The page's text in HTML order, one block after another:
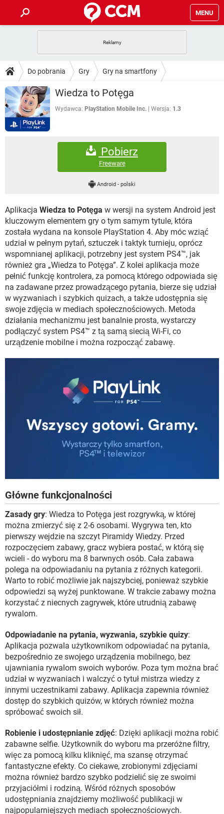
MENU
GRY WHATSAPP
SPOTIFY NETFLIX
INSTAGRAM FACEBOOK
WINDOWS 10
PORADY
PlayStation
GRY WHATSAPP
SPOTIFY
DO POBRANIA
ANDROID TIKTOK
GRY
NETFLIX
FACEBOOK
FORUM
WHATSAPP
NETFLIX
FACEBOOK
TIKTOK
INSTAGRAM FACEBOOK
WINDOWS 10
Do pobrania Gry Gry na smartfony
Wiedza to Potęga
Wydawca: PlayStation Mobile Inc. Wersja: 1.3
Pobierz
Freeware
Android-polski
Aplikacja Wiedza to Potęga w wersji na system Android jest
kluczowym elementem gry o tym samym tytule, która
została wydana na konsole PlayStation 4. Aby móc wziąć
udział w pełnym pytań, sztuczek i taktyk turnieju, oprócz
wspomnianej aplikacji, potrzebny jest system PS4™, jak
również gra „Wiedza to Potęga”. Z kolei aplikacja może
pełnić funkcję kontrolera, za pomocą którego odpowiada się
na zadawane przez prowadzącego pytania, bierze się udział
w wyzwaniach i szybkich quizach, a także udostępnia się
swoje zdjęcia w mediach społecznościowych. Metoda
działania mechanizmu jest banalnie prosta, wystarczy
podłączyć system PS4™ z tą samą siecią Wi-Fi, co
urządzenie mobilne i można rozpocząć zabawę.
Główne funkcjonalności
Zasady gry: Wiedza to Potęga jest rozgrywką, w której
można zmierzyć się z 2-6 osobami. Wygrywa ten, kto
pierwszy wejdzie na szczyt Piramidy Wiedzy. Przed
rozpoczęciem zabawy, gracz wybiera postać, w którą się
wcieli - do wyboru ma 8 barwnych osób. Cała zabawa
polega na odpowiadaniu na pytania z różnych kategorii.
Warto to robić możliwie jak najszybciej, ponieważ szybkie
odpowiedzi są wyżej punktowane. W trakcie zabawy można
korzystać z niecnych zagrywek, które utrudnią zabawę
rywalom.
Odpowiadanie na pytania, wyzwania, szybkie quizy:
Aplikacja pozwala użytkownikom odpowiadać na pytania,
bezpośrednio ze swojego urządzenia mobilnego, bez
ujawniania rywalom swoich wyborów. Poza tym można brać
udział w wyzwaniach i walczyć o tytuł mistrza wiedzy z
innymi uczestnikami zabawy. Aplikacja zapewnia również
dostęp do szybkich quizów, w których również można
spróbować swoich sił.
Robienie i udostępnianie zdjęć: Dzięki aplikacji można robić
zabawne selfie. Użytkownik do wyboru ma przeróżne filtry,
więc za pomocą kilku kliknięć, ma szansę otrzymać
fantastyczne efekty. Co ciekawe, zrobionymi zdjęciami
można również bardzo szybko podzielić się ze swoimi
przyjaciółmi i rodziną. Wśród różnych sposobów
udostępniania znajdziemy możliwość publikacji w
najpopularniejszych mediach społecznościowych.